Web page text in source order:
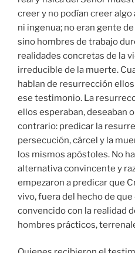
creer y no podían creer
ni ingenua; no eran gente
sino hombres de trabajo
realidades concretas de la
irreducible de la muerte.
hablan de resurrección
ese testimonio. La
ellos esperaban, deseaban
contrario: predicar la
persecución, cárcel y la
los mismos apóstoles. No
alternativa convincente y
empezaron a predicar que
vivo, fuera del hecho de
convencido con la realidad
hombres prácticos,